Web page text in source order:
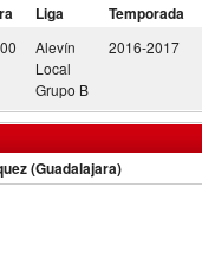
Liga Temporada
Alevín
Local
Grupo B
2016-2017
(Guadalajara)